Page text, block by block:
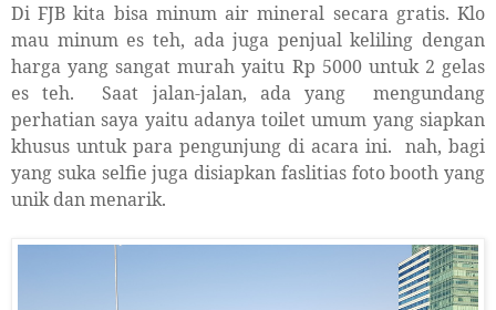
Di FJB kita bisa minum air mineral secara gratis. Klo
mau minum es teh, ada juga penjual keliling dengan
harga yang sangat murah yaitu Rp 5000 untuk 2 gelas
es teh.
Saat jalan-jalan, ada yang
mengundang
perhatian saya yaitu adanya toilet umum yang siapkan
khusus untuk para pengunjung di acara ini. nah, bagi
yang suka selfie juga disiapkan faslitias foto booth yang
unik dan menarik.